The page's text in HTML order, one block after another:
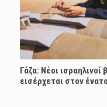
Γάζα: Νέοι
εισέρχεται στον